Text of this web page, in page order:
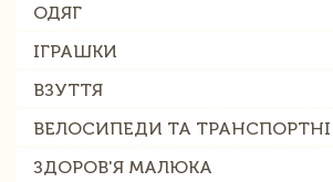
ОДЯГ
ІГРАШКИ
ВЗУТТЯ
ВЕЛОСИПЕДИ ТА
ЗДОРОВ'Я МАЛЮКА